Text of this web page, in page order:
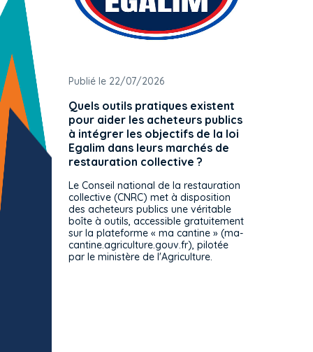
Publié le 22/07/2026
Quels outils pratiques existent
pour aider les acheteurs publics
à intégrer les objectifs de la loi
Egalim dans leurs marchés de
restauration collective ?
Le Conseil national de la restauration
collective (CNRC) met à disposition
des acheteurs publics une véritable
boîte à outils, accessible gratuitement
sur la plateforme « ma cantine » (ma-
cantine.agriculture.gouv.fr), pilotée
par le ministère de l'Agriculture.